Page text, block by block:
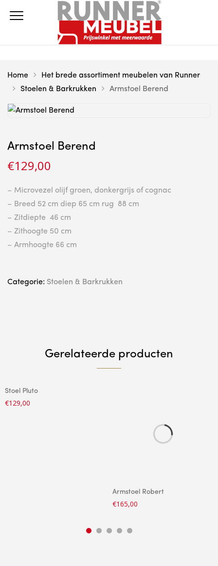
Home
Het brede assortiment meubelen van Runner
Stoelen & Barkrukken
Armstoel Berend
Armstoel Berend
€129,00
– Microvezel olijf groen, donkergrijs of cognac
– Breed 52 cm diep 65 cm rug 88 cm
– Zitdiepte 46 cm
– Zithoogte 50 cm
– Armhoogte 66 cm
Categorie: Stoelen & Barkrukken
Gerelateerde producten
Stoel Pluto
€129,00
Armstoel Robert
€165,00